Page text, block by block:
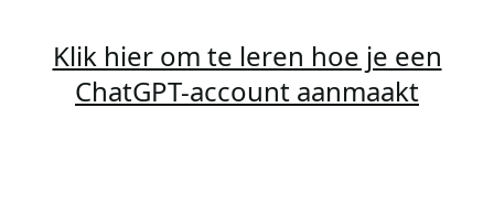
Klik hier om te leren hoe je een
ChatGPT-account aanmaakt